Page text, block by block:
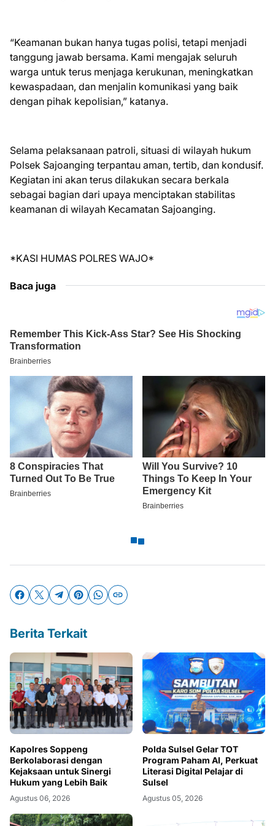
“Keamanan bukan hanya tugas polisi, tetapi menjadi
tanggung jawab bersama. Kami mengajak seluruh
warga untuk terus menjaga kerukunan, meningkatkan
kewaspadaan, dan menjalin komunikasi yang baik
dengan pihak kepolisian,” katanya.
Selama pelaksanaan patroli, situasi di wilayah hukum
Polsek Sajoanging terpantau aman, tertib, dan kondusif.
Kegiatan ini akan terus dilakukan secara berkala
sebagai bagian dari upaya menciptakan stabilitas
keamanan di wilayah Kecamatan Sajoanging.
*KASI HUMAS POLRES WAJO*
Baca juga
Berita Terkait
Kapolres Soppeng
Berkolaborasi dengan
Kejaksaan untuk Sinergi
Hukum yang Lebih Baik
Agustus 06, 2026
Polda Sulsel Gelar TOT
Program Paham AI, Perkuat
Literasi Digital Pelajar di
Sulsel
Agustus 05, 2026